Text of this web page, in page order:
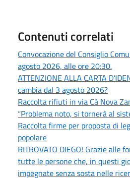
Contenuti correlati
Convocazione del Consiglio
agosto 2026, alle ore 20:30.
ATTENZIONE ALLA CARTA
cambia dal 3 agosto 2026?
Raccolta rifiuti in via Cà Nova
“Problema noto, si tornerà al
Raccolta firme per proposta di
popolare
RITROVATO DIEGO! Grazie alle
tutte le persone che, in questi
impegnate senza sosta nelle